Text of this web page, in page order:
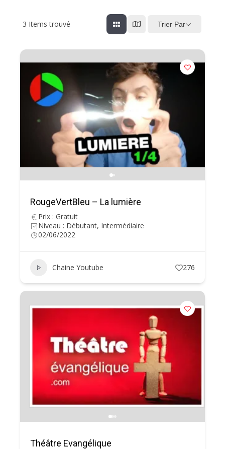
3 Items trouvé Trier Par
RougeVertBleu – La lumière
Prix : Gratuit
Niveau : Débutant, Intermédiaire
02/06/2022
Chaine Youtube 276
Théâtre Evangélique